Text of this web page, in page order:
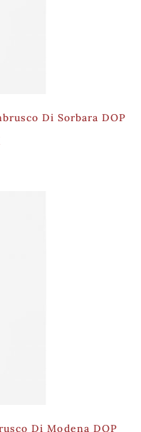
Di Sorbara DOP
Di Modena DOP